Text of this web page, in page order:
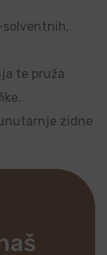
solventnih,
te pruža
zidne